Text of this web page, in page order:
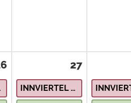
27
INNVIERTEL – Natur & Landschaft